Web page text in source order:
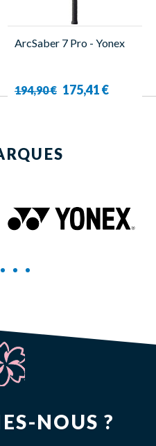
ArcSaber 7 Pro - Yonex
194,90 € 175,41 €
produit
NOUS ?